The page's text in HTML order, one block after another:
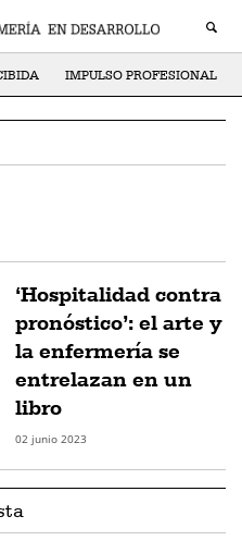
IMPULSO PROFESIONAL
‘Hospitalidad contra
pronóstico’: el arte y
la enfermería se
entrelazan en un
libro
02 junio 2023